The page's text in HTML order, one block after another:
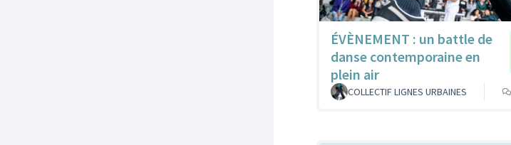
ÉVÈNEMENT : un battle de
danse contemporaine en
plein air
COLLECTIF LIGNES URBAINES